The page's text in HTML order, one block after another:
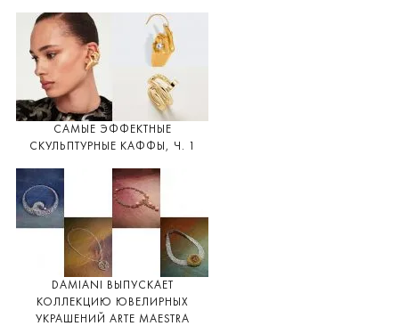
САМЫЕ ЭФФЕКТНЫЕ
СКУЛЬПТУРНЫЕ КАФФЫ, Ч. 1
DAMIANI ВЫПУСКАЕТ
КОЛЛЕКЦИЮ ЮВЕЛИРНЫХ
УКРАШЕНИЙ ARTE MAESTRA